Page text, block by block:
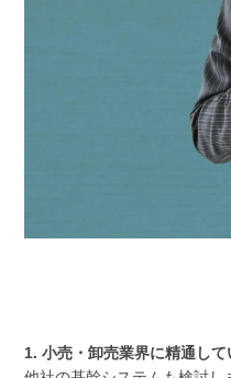
1. 小売・卸売業界に精通し